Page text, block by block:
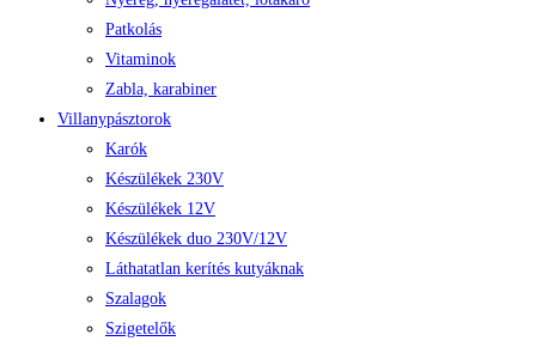
Patkolás
Vitaminok
Zabla, karabiner
Villanypásztorok
Karók
Készülékek 230V
Készülékek 12V
Készülékek duo 230V/12V
Láthatatlan kerítés kutyáknak
Szalagok
Szigetelők